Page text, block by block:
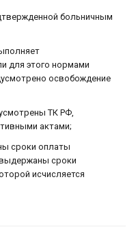
больничным
для этого нормами
освобождение
ТК РФ,
актами;
сроки оплаты
сроки
исчисляется